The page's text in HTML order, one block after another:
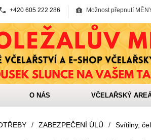
+420 605 222 286 Možnost přepnutí
O NÁS VČELAŘSKÝ
/ ZABEZPEČENÍ ÚLŮ / Svítilny,